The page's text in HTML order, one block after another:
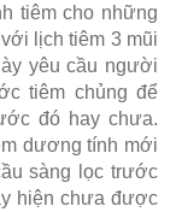
tiêm cho những
lịch tiêm 3 mũi
yêu cầu người
tiêm chủng để
đó hay chưa.
dương tính mới
sàng lọc trước
hiện chưa được